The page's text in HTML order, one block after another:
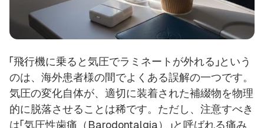
「飛行機に乗ると気圧でラミネートが外れる」という
のは、海外患者様の間でよくある誤解の一つです。
気圧の変化自体が、適切に装着された補綴物を物理
的に脱落させることは稀です。ただし、注意すべき
は「気圧性歯痛（Barodontalgia）」と呼ばれる痛み